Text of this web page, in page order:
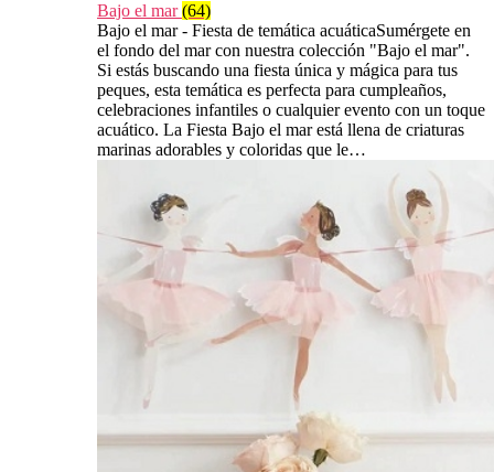
Bajo el mar(64)
Bajo el mar - Fiesta de temática acuáticaSumérgete en
el fondo del mar con nuestra colección "Bajo el mar".
Si estás buscando una fiesta única y mágica para tus
peques, esta temática es perfecta para cumpleaños,
celebraciones infantiles o cualquier evento con un toque
acuático. La Fiesta Bajo el mar está llena de criaturas
marinas adorables y coloridas que le…